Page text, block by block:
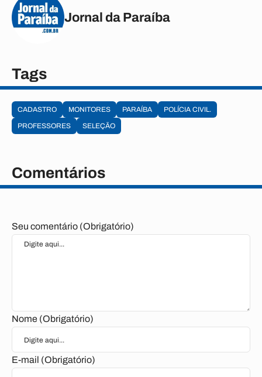
Jornal da Paraíba
Tags
CADASTRO MONITORES PARAÍBA
POLÍCIA CIVIL.
PROFESSORES
SELEÇÃO
Comentários
Seu comentário (Obrigatório)
Nome (Obrigatório)
E-mail (Obrigatório)